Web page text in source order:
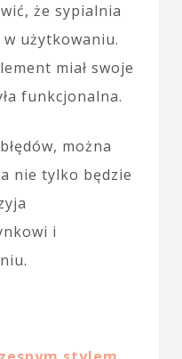
że sypialnia
użytkowaniu.
miał swoje
funkcjonalna.
można
nie tylko będzie
i